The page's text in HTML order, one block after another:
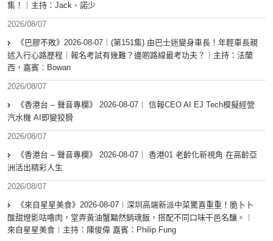
集！｜主持：Jack、諾少
2026/08/07
《巴膠不敗》2026-08-07︱(第151集) 由巴士迷變身車長！年輕車長親
述入行心路歷程｜報名考試有幾難？邊啲路線最考功夫？︱主持：法蘭
西，嘉賓︰Bowan
2026/08/07
《香港台 – 聲音專欄》 2026-08-07｜ 信報CEO AI EJ Tech模擬經營
汽水機 AI即變狡猾
2026/08/07
《香港台 – 聲音專欄》 2026-08-07｜ 香港01 老齡化新視角 在高齡亞
洲活出精彩人生
2026/08/07
《來自星星美食》2026-08-07︱深圳高端新派中菜驚喜重重！脆卜卜
酸甜燈影咕嚕肉，堂弄黃油蟹黯然銷魂飯，搭配不同口味干邑名釀。︱
來自星星美食︱主持：陳俊偉 嘉賓：Philip Fung